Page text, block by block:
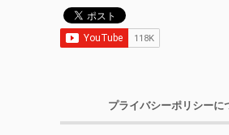
プライバシーポリシーに